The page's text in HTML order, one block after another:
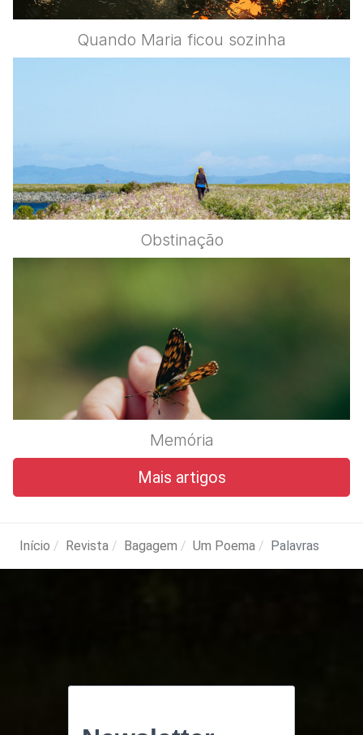
Quando Maria ficou sozinha
Obstinação
Memória
Mais artigos
Início Revista Bagagem Um Poema Palavras